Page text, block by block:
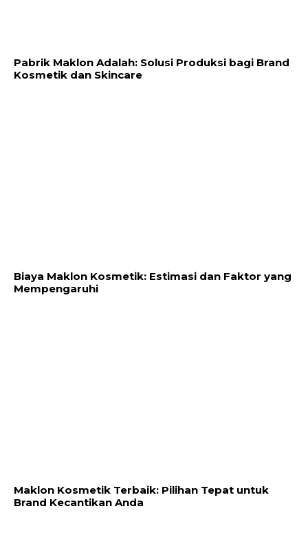
Pabrik Maklon Adalah: Solusi Produksi bagi Brand
Kosmetik dan Skincare
Biaya Maklon Kosmetik: Estimasi dan Faktor yang
Mempengaruhi
Maklon Kosmetik Terbaik: Pilihan Tepat untuk
Brand Kecantikan Anda